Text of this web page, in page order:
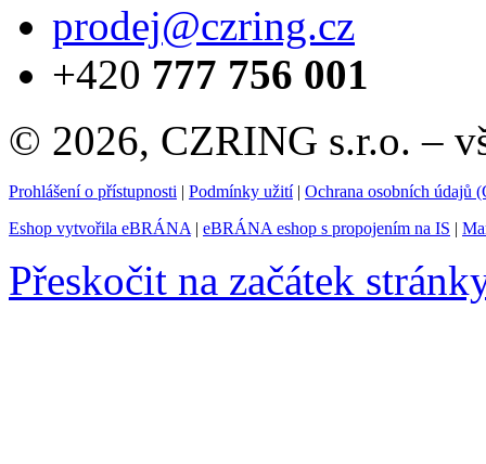
prodej@czring.cz
+420 777 756 001
© 2026, CZRING s.r.o. –
Prohlášení o přístupnosti | Podmínky užití| Ochrana osobních údajů
Eshop vytvořila eBRÁNA | eBRÁNA eshop s propojením na IS |
Přeskočit na začátek